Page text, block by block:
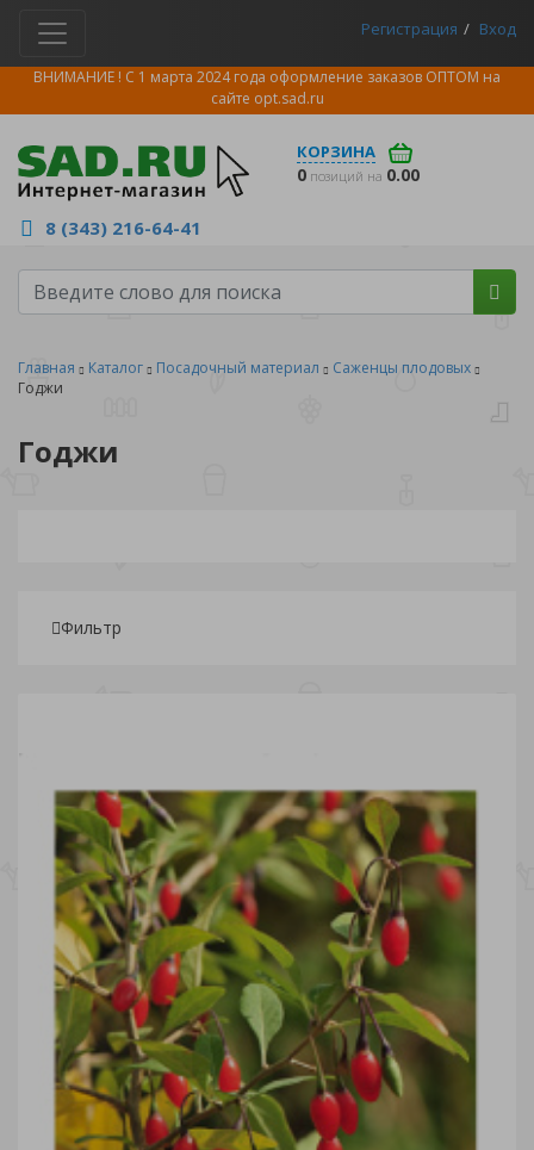
Регистрация Вход
ВНИМАНИЕ ! С 1 марта 2024 года оформление заказов ОПТОМ на
сайте opt.sad.ru
КОРЗИНА
0 позиций на 0.00
8 (343) 216-64-41
Главная Каталог Посадочный материал
Саженцы плодовых
Годжи
Годжи
Фильтр
Розничная
765 976.25 1 187.50 1 398.75 1 610
Сезон
Вид
Годжи (1)
Дереза (2)